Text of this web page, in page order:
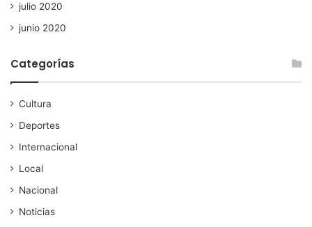
julio 2020
junio 2020
Categorías
Cultura
Deportes
Internacional
Local
Nacional
Noticias